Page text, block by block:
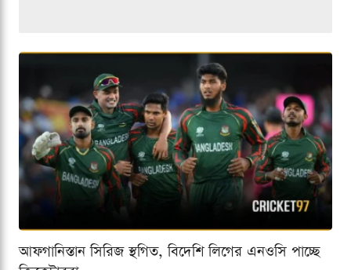
আফগানিস্তান সিরিজ স্থগিত, বিদেশি লিগের এনওসি পাচ্ছে